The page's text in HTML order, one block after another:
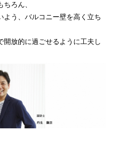
ろん、
よう、バルコニー壁を高く立ち
開放的に過ごせるように工夫し